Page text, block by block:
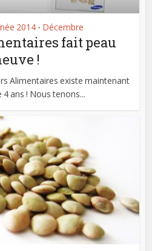
2014 • Décembre
fait peau
!
Alimentaires existe maintenant
4 ans ! Nous tenons...